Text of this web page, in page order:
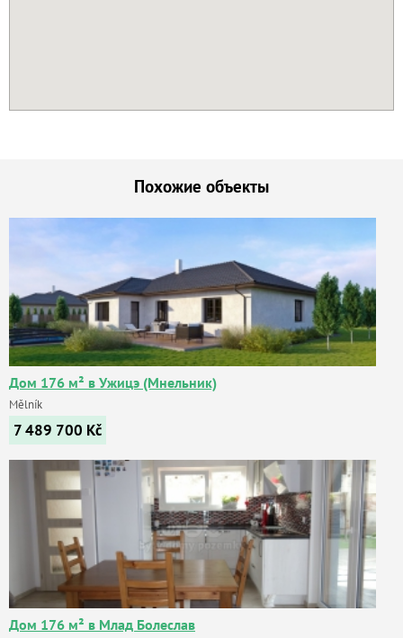
Похожие объекты
Дом 176 м² в Ужицэ (Мнельник)
Mělník
7 489 700 Kč
Дом 176 м² в Млад Болеслав